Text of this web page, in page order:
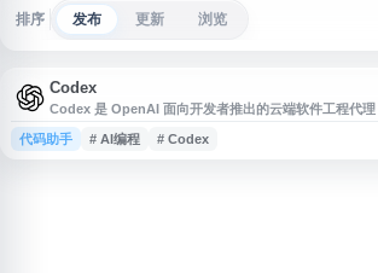
排序 发布 更新 浏览
Codex
Codex 是 OpenAI 面向开发者推出的云端软件工程代
用。它可帮助用户在隔离环境中理解代码库、编写和修
成提交建议，并与 GitHub 等开发流程集成，适用于代
代码助手 # AI编程 # Codex